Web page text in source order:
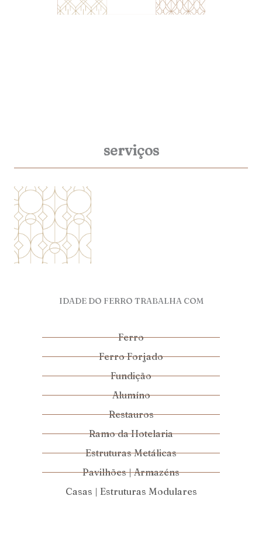
serviços
IDADE DO FERRO TRABALHA COM
Ferro
Ferro Forjado
Fundição
Alumíno
Restauros
Ramo da Hotelaria
Estruturas Metálicas
Pavilhões | Armazéns
Casas | Estruturas Modulares